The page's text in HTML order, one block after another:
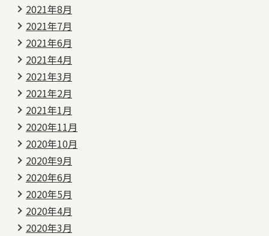
2021年8月
2021年7月
2021年6月
2021年4月
2021年3月
2021年2月
2021年1月
2020年11月
2020年10月
2020年9月
2020年6月
2020年5月
2020年4月
2020年3月